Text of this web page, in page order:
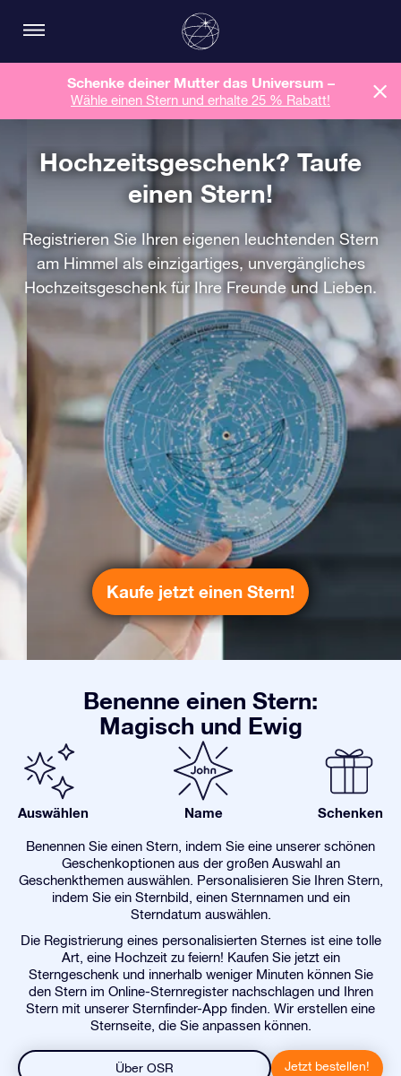
Schenke deiner Mutter das Universum –
Wähle einen Stern und erhalte 25 % Rabatt!
Hochzeitsgeschenk? Taufe
einen Stern!
Registrieren Sie Ihren eigenen leuchtenden Stern
am Himmel als einzigartiges, unvergängliches
Hochzeitsgeschenk für Ihre Freunde und Lieben.
Kaufe jetzt einen Stern!
Benenne einen Stern:
Magisch und Ewig
Auswählen Name Schenken
Benennen Sie einen Stern, indem Sie eine unserer schönen
Geschenkoptionen aus der großen Auswahl an
Geschenkthemen auswählen. Personalisieren Sie Ihren Stern,
indem Sie ein Sternbild, einen Sternnamen und ein
Sterndatum auswählen.
Die Registrierung eines personalisierten Sternes ist eine tolle
Art, eine Hochzeit zu feiern! Kaufen Sie jetzt ein
Sterngeschenk und innerhalb weniger Minuten können Sie
den Stern im Online-Sternregister nachschlagen und Ihren
Stern mit unserer Sternfinder-App finden. Wir erstellen eine
Sternseite, die Sie anpassen können.
Über OSR Jetzt bestellen!